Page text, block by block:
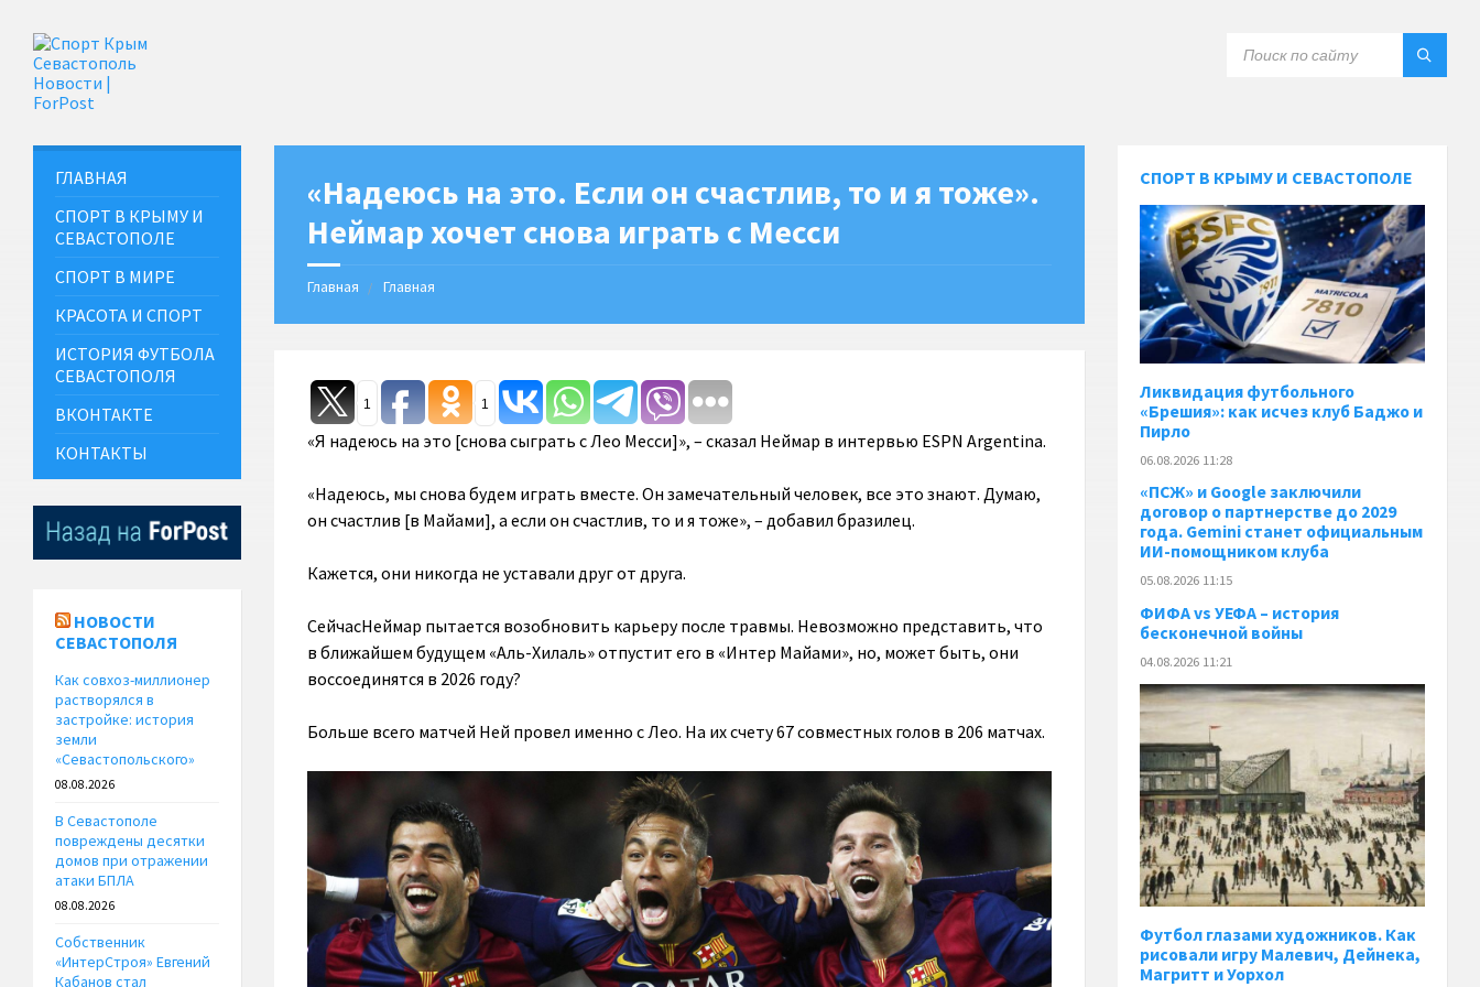
«Надеюсь на это. Если он счастлив, то и я тоже».
Неймар хочет снова играть с Месси
Главная Главная
1 1
«Я надеюсь на это [снова сыграть с Лео Месси]», – сказал Неймар в интервью ESPN Argentina.
«Надеюсь, мы снова будем играть вместе. Он замечательный человек, все это знают. Думаю,
он счастлив [в Майами], а если он счастлив, то и я тоже», – добавил бразилец.
Кажется, они никогда не уставали друг от друга.
СейчасНеймар пытается возобновить карьеру после травмы. Невозможно представить, что
в ближайшем будущем «Аль-Хилаль» отпустит его в «Интер Майами», но, может быть, они
воссоединятся в 2026 году?
Больше всего матчей Ней провел именно с Лео. На их счету 67 совместных голов в 206 матчах.
ГЛАВНАЯ
СПОРТ В КРЫМУ И
СЕВАСТОПОЛЕ
СПОРТ В МИРЕ
КРАСОТА И СПОРТ
ИСТОРИЯ ФУТБОЛА
СЕВАСТОПОЛЯ
ВКОНТАКТЕ
КОНТАКТЫ
НОВОСТИ
СЕВАСТОПОЛЯ
Как совхоз-миллионер
растворялся в
застройке: история
земли
«Севастопольского»
08.08.2026
В Севастополе
повреждены десятки
домов при отражении
атаки БПЛА
08.08.2026
Собственник
«ИнтерСтроя» Евгений
Кабанов стал
СПОРТ В КРЫМУ И СЕВАСТОПОЛЕ
Ликвидация футбольного
«Брешия»: как исчез клуб Баджо и
Пирло
06.08.2026 11:28
«ПСЖ» и Google заключили
договор о партнерстве до 2029
года. Gemini станет официальным
ИИ-помощником клуба
05.08.2026 11:15
ФИФА vs УЕФА – история
бесконечной войны
04.08.2026 11:21
Футбол глазами художников. Как
рисовали игру Малевич, Дейнека,
Магритт и Уорхол